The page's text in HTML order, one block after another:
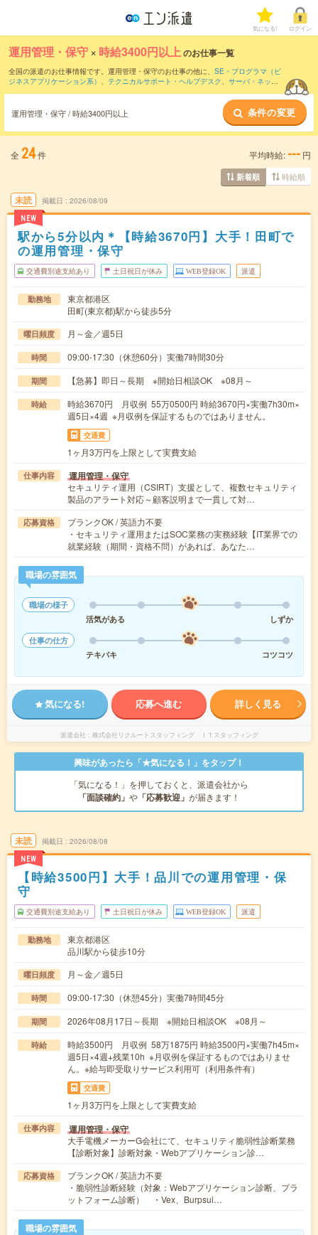
気になる! ログイン
運用管理・保守 × 時給3400円以上のお仕事一覧
全国の派遣のお仕事情報です。運用管理・保守のお仕事の他に、 SE・プログラマ（ビ
ジネスアプリケーション系） 、 テクニカルサポート・ヘルプデスク 、 サーバ・ネット
などのこだわり条件で絞り込んでいただけます。職種辞典：運用管理・保守
のお仕事とは？とは？
運用管理・保守 / 時給3400円以上 条件の変更
全 24件 平均時給: --- 円
新着順 時給順
未読
NEW
掲載日 2026/08/09
駅から5分以内＊【時給3670円】大手！田町で
の運用管理・保守
交通費別途支給あり 土日祝日が休み WEB登録OK 派遣
勤務地
東京都港区
田町(東京都)駅から徒歩5分
曜日頻度 月～金／週5日
時間 09:00-17:30（休憩60分）実働7時間30分
期間 【急募】即日～長期 ※開始日相談OK ※08月～
時給
時給3670円 月収例 55万0500円 時給3670円×実働7h30m×
週5日×4週 ※月収例を保証するものではありません。
交通費
1ヶ月3万円を上限として実費支給
仕事内容 運用管理・保守
セキュリティ運用（CSIRT）支援として、複数セキュリティ
製品のアラート対応～顧客説明まで一貫して対…
応募資格
ブランクOK / 英語力不要
・セキュリティ運用またはSOC業務の実務経験【IT業界での
就業経験（期間・資格不問）があれば、あなた…
職場の雰囲気
職場の様子
活気がある
しずか
仕事の仕方
テキパキ
コツコツ
気になる! 応募へ進む 詳しく見る
派遣会社 株式会社リクルートスタッフィング ＩＴスタッフィング
興味があったら「★気になる！」をタップ！
「気になる！」を押しておくと、派遣会社から
「面談確約」 や 「応募歓迎」 が届きます！
未読
NEW
掲載日 2026/08/08
【時給3500円】大手！品川での運用管理・保
守
交通費別途支給あり 土日祝日が休み WEB登録OK 派遣
勤務地
東京都港区
品川駅から徒歩10分
曜日頻度 月～金／週5日
時間 09:00-17:30（休憩45分）実働7時間45分
期間 2026年08月17日～長期 ※開始日相談OK ※08月～
時給
時給3500円 月収例 58万1875円 時給3500円×実働7h45m×
週5日×4週+残業10h ※月収例を保証するものではありませ
ん。※給与即受取りサービス利用可（利用条件有）
交通費
1ヶ月3万円を上限として実費支給
仕事内容 運用管理・保守
大手電機メーカーG会社にて、セキュリティ脆弱性診断業務
【診断対象】診断対象・Webアプリケーション診…
応募資格
ブランクOK / 英語力不要
・脆弱性診断経験（対象：Webアプリケーション診断、プラ
ットフォーム診断） ・Vex、Burpsui…
職場の雰囲気